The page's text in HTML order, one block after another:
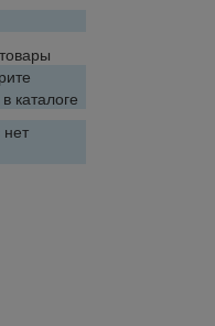
каталоге